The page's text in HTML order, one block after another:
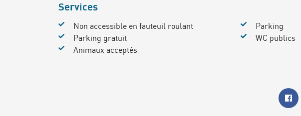
Services
Non accessible en fauteuil roulant
Parking
Parking gratuit
WC publics
Animaux acceptés